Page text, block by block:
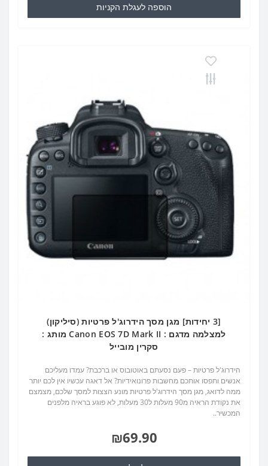
הוספה לעגלת הקניות
[3 יחידות] מגן מסך הידרוג'ל פרטיות (סיליקון)
למצלמה מדגם : Canon EOS 7D Mark II מותג :
סקרין מובייל
הידרוג'ל פרטיות – פעם נסעתם באוטובוס או ברכבת? עמדו מעליכם
אנשים ותפסו אותכם מחשבות פרונואידיות? אל דאגה עכשיו אין לכם יותר
ממה לדואג, מגן מסך הידרוג'ל פרטיות מונע הצצות למסך שלכם, מצמצם
את נקודת הראיה מ90 מעלות ל30 מעלות, לא פוגע בראיה מלפנים
המכשיר..
₪69.90